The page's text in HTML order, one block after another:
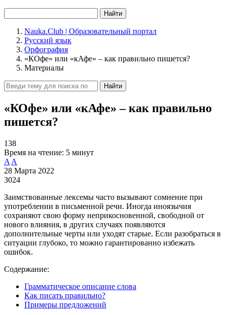
Найти
Nauka.Club | Образовательный портал
Русский язык
Орфография
«КОфе» или «кАфе» – как правильно пишется?
Материалы
Найти
«КОфе» или «кАфе» – как правильно
пишется?
138
Время на чтение: 5 минут
A A
28 Марта 2022
3024
Заимствованные лексемы часто вызывают сомнение при
употреблении в письменной речи. Иногда иноязычия
сохраняют свою форму неприкосновенной, свободной от
нового влияния, в других случаях появляются
дополнительные черты или уходят старые. Если разобраться в
ситуации глубоко, то можно гарантированно избежать
ошибок.
Содержание:
Грамматическое описание слова
Как писать правильно?
Примеры предложений